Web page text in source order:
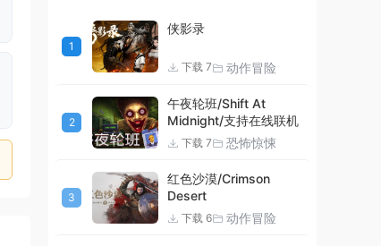
1
侠影录
下载 7 动作冒险
2
午夜轮班/Shift At
Midnight/支持在线联机
下载 7 恐怖惊悚
3
红色沙漠/Crimson
Desert
下载 6 动作冒险